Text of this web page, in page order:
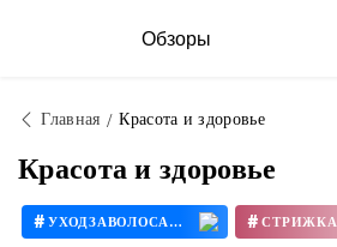
Обзоры
Главная Красота и здоровье
Красота и здоровье
# УХОДЗАВОЛОСАМИ # СТРИЖКА